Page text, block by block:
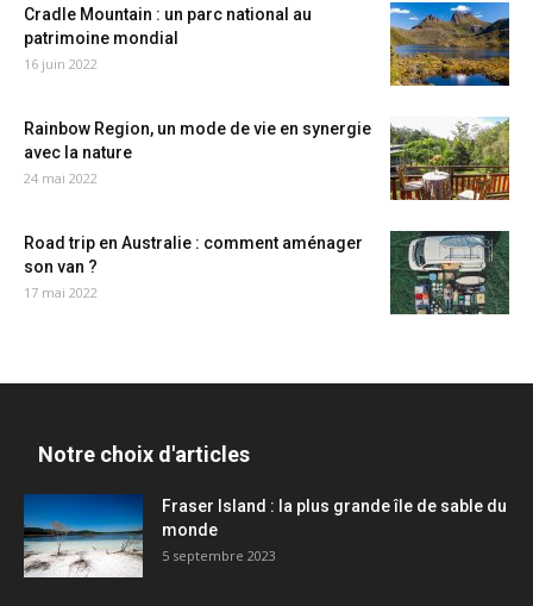
Cradle Mountain : un parc national au
patrimoine mondial
16 juin 2022
Rainbow Region, un mode de vie en synergie
avec la nature
24 mai 2022
Road trip en Australie : comment aménager
son van ?
17 mai 2022
Notre choix d'articles
Fraser Island : la plus grande île de sable du
monde
5 septembre 2023